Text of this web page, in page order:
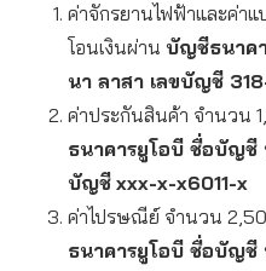
ค่าจักรยานไฟฟ้าและค่า
โอนเงินผ่าน บัญชีธนาค
นา ลาสา เลขบัญชี
ค่าประกันสินค้า จำนวน
ธนาคารยูโอบี ชื่อบัญ
บัญชี xxx-x-x6011-x
ค่าไปรษณีย์ จำนวน
ธนาคารยูโอบี ชื่อบัญ